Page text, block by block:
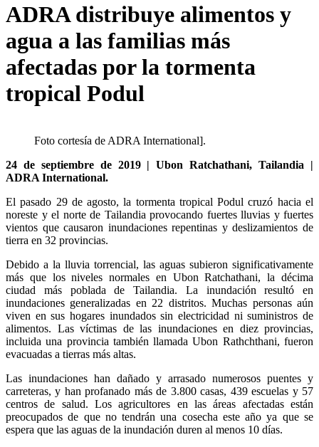
ADRA distribuye alimentos y
agua a las familias más
afectadas por la tormenta
tropical Podul
Foto cortesía de ADRA International].
24 de septiembre de 2019 | Ubon Ratchathani, Tailandia |
ADRA International.
El pasado 29 de agosto, la tormenta tropical Podul cruzó hacia el
noreste y el norte de Tailandia provocando fuertes lluvias y fuertes
vientos que causaron inundaciones repentinas y deslizamientos de
tierra en 32 provincias.
Debido a la lluvia torrencial, las aguas subieron significativamente
más que los niveles normales en Ubon Ratchathani, la décima
ciudad más poblada de Tailandia. La inundación resultó en
inundaciones generalizadas en 22 distritos. Muchas personas aún
viven en sus hogares inundados sin electricidad ni suministros de
alimentos. Las víctimas de las inundaciones en diez provincias,
incluida una provincia también llamada Ubon Rathchthani, fueron
evacuadas a tierras más altas.
Las inundaciones han dañado y arrasado numerosos puentes y
carreteras, y han profanado más de 3.800 casas, 439 escuelas y 57
centros de salud. Los agricultores en las áreas afectadas están
preocupados de que no tendrán una cosecha este año ya que se
espera que las aguas de la inundación duren al menos 10 días.